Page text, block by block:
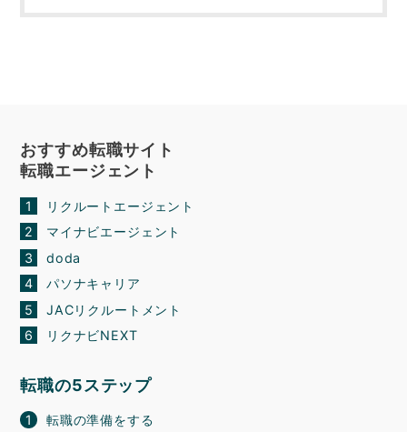
おすすめ転職サイト
転職エージェント
リクルートエージェント
マイナビエージェント
doda
パソナキャリア
JACリクルートメント
リクナビNEXT
転職の5ステップ
転職の準備をする